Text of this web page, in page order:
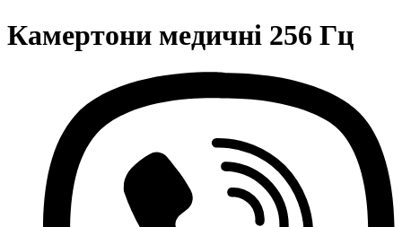
Камертони медичні 256 Гц